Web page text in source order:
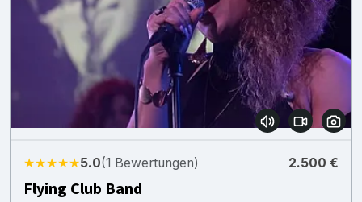
★★★★★5.0(1 Bewertungen) 2.500 €
Flying Club Band